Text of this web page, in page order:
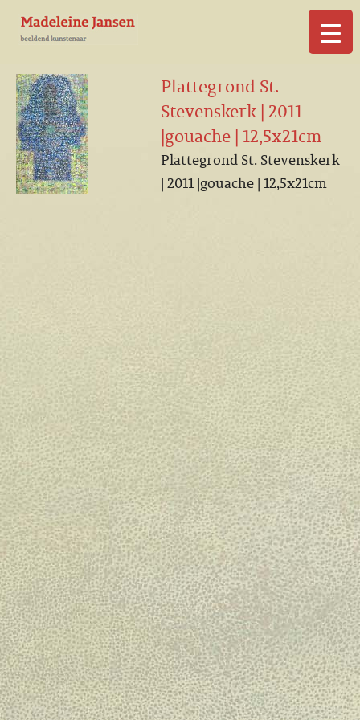
Plattegrond St.
Stevenskerk | 2011
|gouache | 12,5x21cm
Plattegrond St. Stevenskerk
| 2011 |gouache | 12,5x21cm
▼